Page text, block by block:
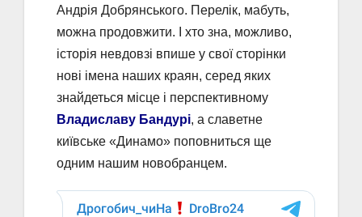
Андрія Добрянського. Перелік, мабуть,
можна продовжити. І хто зна, можливо,
історія невдовзі впише у свої сторінки
нові імена наших краян, серед яких
знайдеться місце і перспективному
Владиславу Бандурі, а славетне
київське «Динамо» поповниться ще
одним нашим новобранцем.